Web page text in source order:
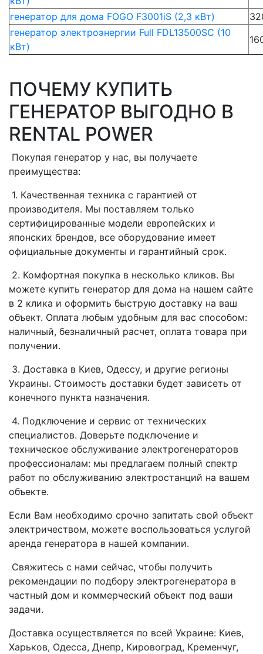
генератор для дома FOGO F3001iS (2,3 кВт)
генератор электроэнергии Full FDL13500SC (10
кВт)
ПОЧЕМУ КУПИТЬ
ГЕНЕРАТОР ВЫГОДНО В
RENTAL POWER
Покупая генератор у нас, вы получаете
преимущества:
1. Качественная техника с гарантией от
производителя. Мы поставляем только
сертифицированные модели европейских и
японских брендов, все оборудование имеет
официальные документы и гарантийный срок.
2. Комфортная покупка в несколько кликов. Вы
можете купить генератор для дома на нашем сайте
в 2 клика и оформить быструю доставку на ваш
объект. Оплата любым удобным для вас способом:
наличный, безналичный расчет, оплата товара при
получении.
3. Доставка в Киев, Одессу, и другие регионы
Украины. Стоимость доставки будет зависеть от
конечного пункта назначения.
4. Подключение и сервис от технических
специалистов. Доверьте подключение и
техническое обслуживание электрогенераторов
профессионалам: мы предлагаем полный спектр
работ по обслуживанию электростанций на вашем
объекте.
Если Вам необходимо срочно запитать свой объект
электричеством, можете воспользоваться услугой
аренда генератора в нашей компании.
Свяжитесь с нами сейчас, чтобы получить
рекомендации по подбору электрогенератора в
частный дом и коммерческий объект под ваши
задачи.
Доставка осуществляется по всей Украине: Киев,
Харьков, Одесса, Днепр, Кировоград, Кременчуг,